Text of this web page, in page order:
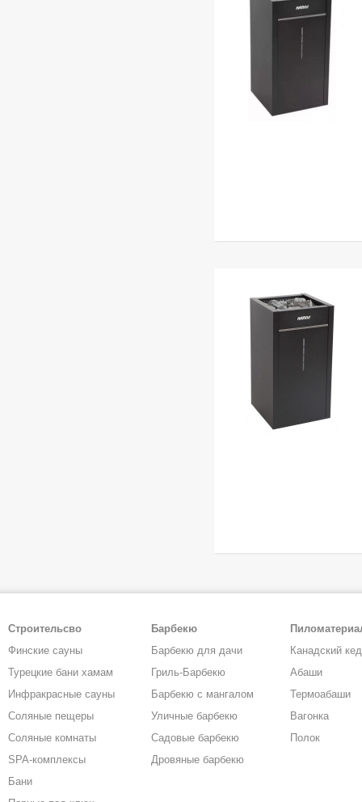
Строительсво
Финские сауны
Турецкие бани хамам
Инфракрасные сауны
Соляные пещеры
Соляные комнаты
SPA-комплексы
Бани
Барбекю
Барбекю для дачи
Гриль-Барбекю
Барбекю с мангалом
Уличные барбекю
Садовые барбекю
Дровяные барбекю
Канадский
Абаши
Термоабаши
Вагонка
Полок